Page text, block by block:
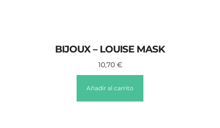
BIJOUX – LOUISE MASK
10,70 €
Añadir al carrito